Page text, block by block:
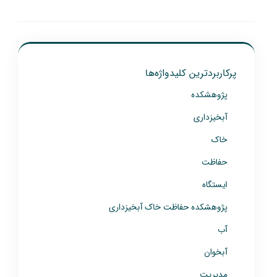
پرکاربردترین کلیدواژه‌ها
پژوهشکده
آبخیزداری
خاک
حفاظت
ایستگاه
پژوهشکده حفاظت خاک آبخیزداری
آب
آبخوان